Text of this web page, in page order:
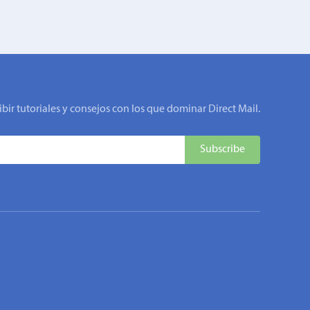
tutoriales y consejos con los que dominar Direct Mail.